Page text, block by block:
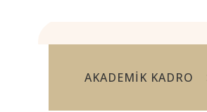
AKADEMİK KADRO